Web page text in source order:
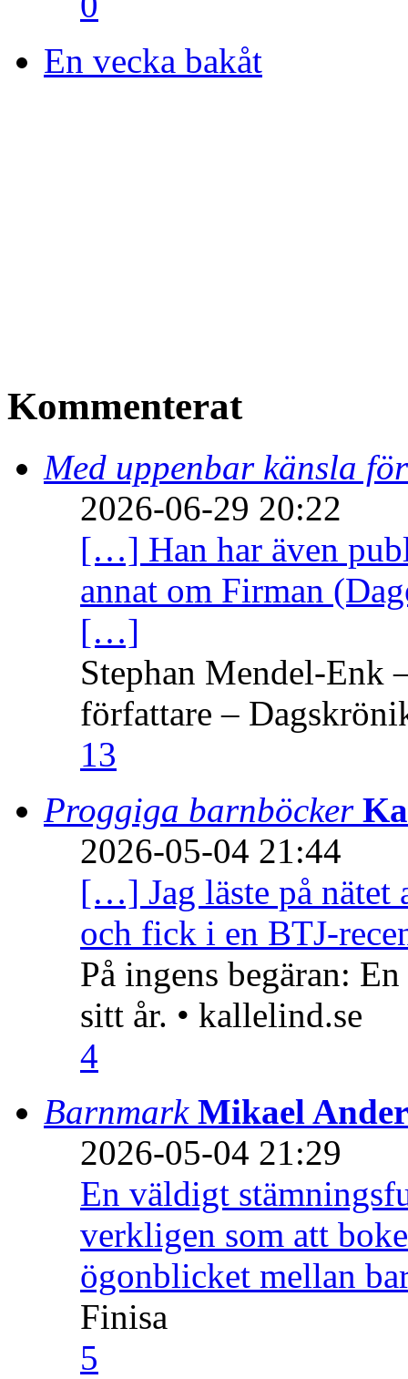
En vecka bakåt
Kommenterat
Med uppenbar känsla
2026-06-29 20:22
[…] Han har även
annat om Firman
[…]
Stephan Mendel-Enk
författare –
13
Proggiga barnböcker
2026-05-04 21:44
[…] Jag läste på nätet
och fick i en BTJ-
På ingens begäran:
sitt år. • kallelind.se
4
Barnmark Mikael
2026-05-04 21:29
En väldigt
verkligen som att
ögonblicket mellan
Finisa
5